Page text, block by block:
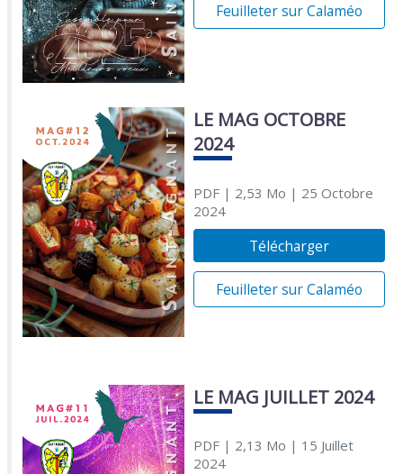
Feuilleter sur Calaméo
LE MAG OCTOBRE
2024
PDF| 2,53 Mo | 25 Octobre
2024
Télécharger
Feuilleter sur Calaméo
LE MAG JUILLET 2024
PDF| 2,13 Mo | 15 Juillet
2024